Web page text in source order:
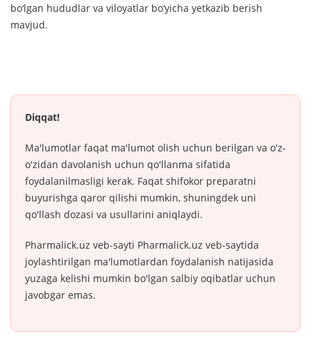
bo‘lgan hududlar va viloyatlar bo‘yicha yetkazib berish
mavjud.
Diqqat!
Ma'lumotlar faqat ma'lumot olish uchun berilgan va o'z-
o'zidan davolanish uchun qo'llanma sifatida
foydalanilmasligi kerak. Faqat shifokor preparatni
buyurishga qaror qilishi mumkin, shuningdek uni
qo'llash dozasi va usullarini aniqlaydi.
Pharmalick.uz veb-sayti Pharmalick.uz veb-saytida
joylashtirilgan ma'lumotlardan foydalanish natijasida
yuzaga kelishi mumkin bo'lgan salbiy oqibatlar uchun
javobgar emas.